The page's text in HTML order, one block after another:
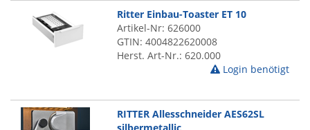
Ritter Einbau-Toaster ET 10
Artikel-Nr: 626000
GTIN: 4004822620008
Herst. Art-Nr.: 620.000
Login benötigt
RITTER Allesschneider AES62SL